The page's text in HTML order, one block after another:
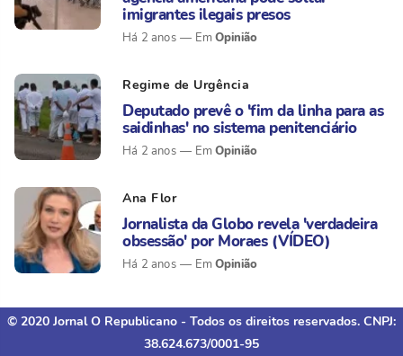
imigrantes ilegais presos
Há 2 anos Opinião
Regime de Urgência
Deputado prevê o 'fim da linha para as
saidinhas' no sistema penitenciário
Há 2 anos Opinião
Ana Flor
Jornalista da Globo revela 'verdadeira
obsessão' por Moraes (VÍDEO)
Há 2 anos Opinião
© 2020 Jornal O Republicano - Todos os direitos reservados. CNPJ:
38.624.673/0001-95